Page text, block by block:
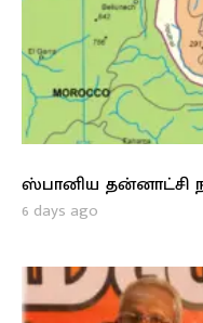
ஸ்பானிய தன்னாட்சி
6 days ago